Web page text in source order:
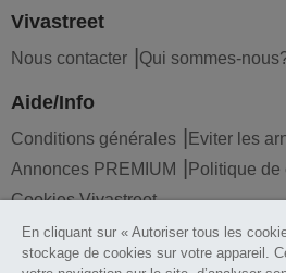
Vivastreet
Nous contacter Qui sommes-
Aide/Info
Conditions générales Eviter les
Annonces PREMIUM
Politique
Cookies Vivastreet
Liens utiles
En cliquant sur « Autoriser tous les
stockage de cookies sur votre appareil.